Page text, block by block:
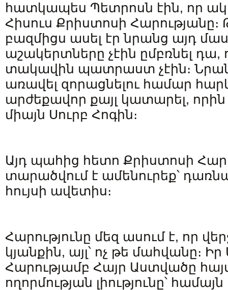
հատկապես Պետրոսն էին, որ
Հիսուս Քրիստոսի Հարությանը։
բազմիցս ասել էր նրանց այդ
աշակերտները չէին ըմբռնել
տակավին պատրաստ չէին։
առավել զորացնելու համար
արժեքավոր քայլ կատարել, որին
միայն Սուրբ Հոգին։
Այդ պահից հետո Քրիստոսի
տարածվում է ամենուրեք՝
հույսի ավետիս։
Հարությունը մեզ ասում է, որ
կյանքին, այլ՝ ոչ թե մահվանը։
Հարությամբ Հայր Աստվածը
ողորմության լիությունը՝